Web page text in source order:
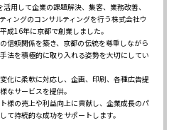
活用して企業の課題解決、集客、業務改善、
ィングのコンサルティングを行う株式会社ウ
成16年に京都で創業しました。
信頼関係を築き、京都の伝統を尊重しながら
法を積極的に取り入れる姿勢を大切にしてい
化に柔軟に対応し、企画、印刷、各種広告提
なサービスを提供。
様の売上や利益向上に貢献し、企業成長のパ
て持続的な成功をサポートします。